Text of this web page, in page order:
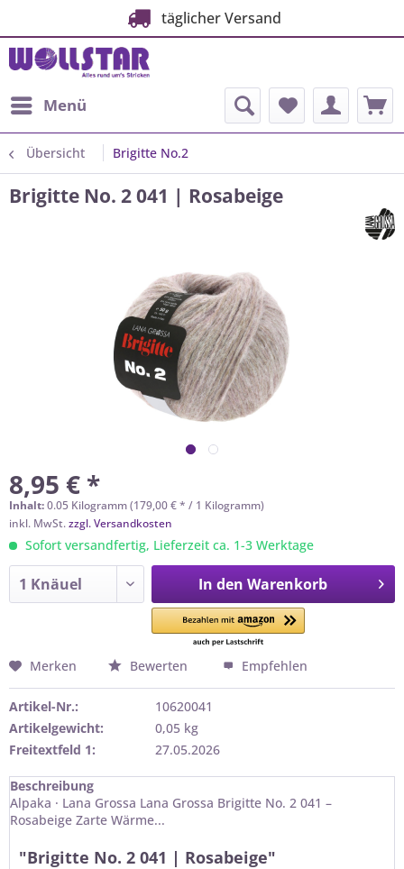
täglicher Versand
Menü
Übersicht Brigitte No.2
Brigitte No. 2 041 | Rosabeige
8,95 € *
Inhalt:0.05 Kilogramm (179,00 € * / 1 Kilogramm)
inkl. MwSt.zzgl. Versandkosten
Sofort versandfertig, Lieferzeit ca. 1-3 Werktage
In den Warenkorb
Merken Bewerten Empfehlen
Artikel-Nr.:
10620041
Artikelgewicht:
0,05 kg
Freitextfeld 1:
27.05.2026
Beschreibung
Alpaka · Lana Grossa Lana Grossa Brigitte No. 2 041 –
Rosabeige Zarte Wärme...
"Brigitte No. 2 041 | Rosabeige"